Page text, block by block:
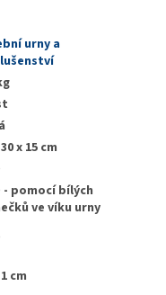
urny a
x 15 cm
- pomocí bílých
ve víku urny
cm